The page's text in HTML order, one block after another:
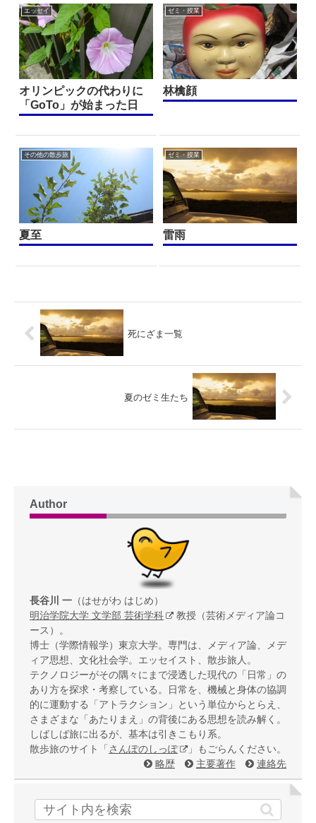
エッセイ
オリンピックの代わりに
「GoTo」が始まった日
ゼミ・授業
林檎顔
その他の散歩旅
夏至
ゼミ・授業
雷雨
死にざま一覧
夏のゼミ生たち
Author
長谷川 一 （はせがわ はじめ）
明治学院大学 文学部 芸術学科
教授（芸術メディア論コ
ース）。
博士（学際情報学）東京大学。専門は、メディア論、メデ
ィア思想、文化社会学。エッセイスト、散歩旅人。
テクノロジーがその隅々にまで浸透した現代の「日常」の
あり方を探求・考察している。日常を、機械と身体の協調
的に運動する「アトラクション」という単位からとらえ、
さまざまな「あたりまえ」の背後にある思想を読み解く。
しばしば旅に出るが、基本は引きこもり系。
散歩旅のサイト「 さんぽのしっぽ
」もごらんください。
略歴
主要著作 連絡先